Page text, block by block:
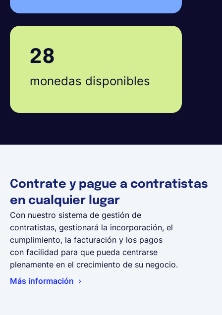
28
monedas disponibles
Contrate y pague a contratistas
en cualquier lugar
Con nuestro sistema de gestión de
contratistas, gestionará la incorporación, el
cumplimiento, la facturación y los pagos
con facilidad para que pueda centrarse
plenamente en el crecimiento de su negocio.
Más información